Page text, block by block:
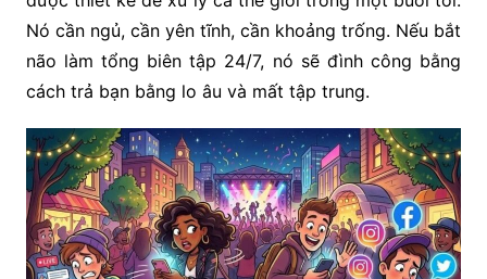
Nó cần ngủ, cần yên tĩnh, cần khoảng trống. Nếu bắt
não làm tổng biên tập 24/7, nó sẽ đình công bằng
cách trả bạn bằng lo âu và mất tập trung.